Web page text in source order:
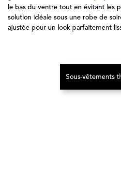
le bas du ventre tout en évitant les
solution idéale sous une robe de
ajustée pour un look parfaitement
Sous-vêtements